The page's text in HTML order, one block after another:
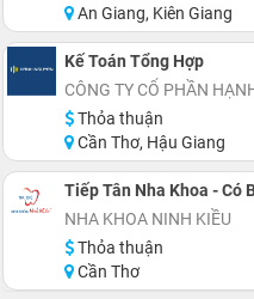
An Giang, Kiên Giang
Kế Toán Tổng Hợp
CÔNG TY CỔ PHẦN
Thỏa thuận
Cần Thơ, Hậu Giang
Tiếp Tân Nha Khoa - Có
NHA KHOA NINH KIỀU
Thỏa thuận
Cần Thơ